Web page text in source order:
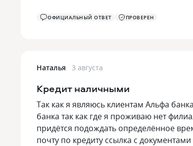
ОФИЦИАЛЬНЫЙ ОТВЕТ ПРОВЕРЕН
Наталья 3 августа
Кредит наличными
Так как я являюсь клиентам Альфа
банка так как где я проживаю нет
придётся подождать определённое
почту по кредиту ссылка с